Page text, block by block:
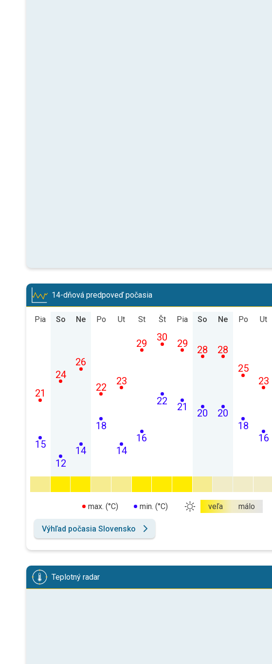
14-dňová predpoveď počasia
Pia
15
21
So
12
24
Ne
14
26
Po
18
22
Ut
14
23
St
16
29
Št
22
30
Pia
21
29
So
20
28
Ne
20
28
Po
18
25
Ut
16
23
max. (°C) min. (°C) veľa málo
Výhľad počasia Slovensko
Teplotný radar